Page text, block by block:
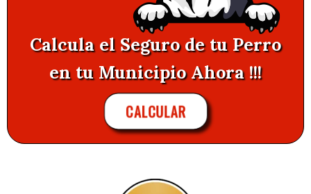
Calcula el Seguro de tu Perro
en tu Municipio Ahora !!!
CALCULAR